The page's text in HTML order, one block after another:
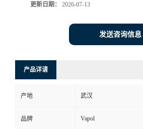
更新日期： 2026-07-13
发送咨询信息
产品详请
产地 武汉
品牌 Vapol